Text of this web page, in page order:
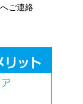
ご連絡